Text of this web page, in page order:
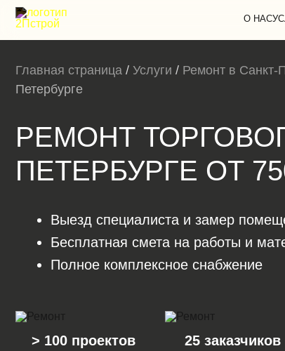
О НАС
Главная страница / Услуги / Ремонт в Санкт-
Петербурге
РЕМОНТ
ПЕТЕРБУРГЕ ОТ
Выезд специалиста и замер
Бесплатная смета на работы и
Полное комплексное снабжение
> 100 проектов 25 заказчиков